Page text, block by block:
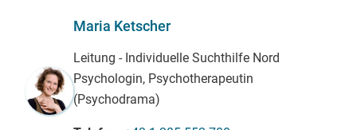
Maria Ketscher
Leitung - Individuelle Suchthilfe Nord
Psychologin, Psychotherapeutin
(Psychodrama)